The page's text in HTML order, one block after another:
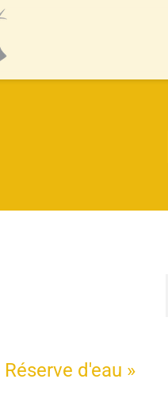
Réserve d'eau »